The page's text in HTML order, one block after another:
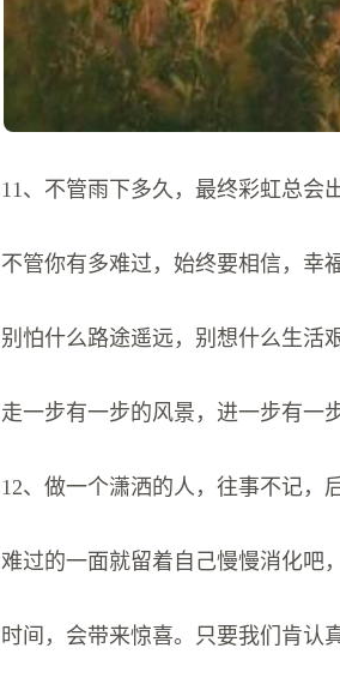
11、不管雨下多久，最终彩虹总会
不管你有多难过，始终要相信，幸
别怕什么路途遥远，别想什么生活
走一步有一步的风景，进一步有一
12、做一个潇洒的人，往事不记，
难过的一面就留着自己慢慢消化吧
时间，会带来惊喜。只要我们肯认